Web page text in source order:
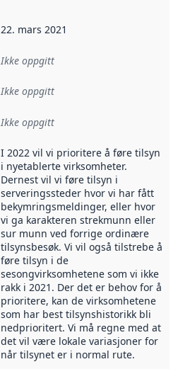
22. mars 2021
Ikke oppgitt
Ikke oppgitt
Ikke oppgitt
I 2022 vil vi prioritere å føre tilsyn
i nyetablerte virksomheter.
Dernest vil vi føre tilsyn i
serveringssteder hvor vi har fått
bekymringsmeldinger, eller hvor
vi ga karakteren strekmunn eller
sur munn ved forrige ordinære
tilsynsbesøk. Vi vil også tilstrebe å
føre tilsyn i de
sesongvirksomhetene som vi ikke
rakk i 2021. Der det er behov for å
prioritere, kan de virksomhetene
som har best tilsynshistorikk bli
nedprioritert. Vi må regne med at
det vil være lokale variasjoner for
når tilsynet er i normal rute.